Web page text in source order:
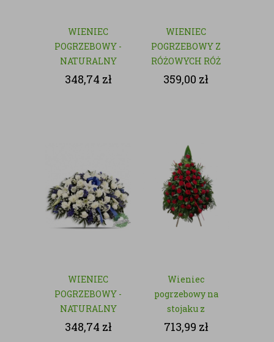
WIENIEC
POGRZEBOWY -
NATURALNY
348,74 zł
WIENIEC
POGRZEBOWY Z
RÓŻOWYCH RÓŻ
- NATURALNY
359,00 zł
WIENIEC
POGRZEBOWY -
NATURALNY
348,74 zł
Wieniec
pogrzebowy na
stojaku z
czerwonych róż
713,99 zł